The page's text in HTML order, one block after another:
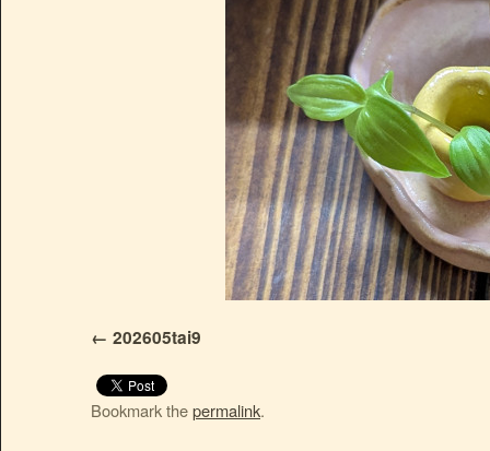
202605tai9
Bookmark thepermalink.